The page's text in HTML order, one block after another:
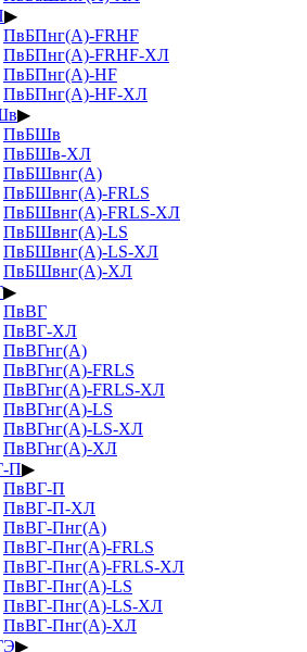
▶
ПвБПнг(А)-FRHF
ПвБПнг(А)-FRHF-ХЛ
ПвБПнг(А)-HF
ПвБПнг(А)-HF-ХЛ
▶
ПвБШв
ПвБШв-ХЛ
ПвБШвнг(А)
ПвБШвнг(А)-FRLS
ПвБШвнг(А)-FRLS-ХЛ
ПвБШвнг(А)-LS
ПвБШвнг(А)-LS-ХЛ
ПвБШвнг(А)-ХЛ
▶
ПвВГ
ПвВГ-ХЛ
ПвВГнг(А)
ПвВГнг(А)-FRLS
ПвВГнг(А)-FRLS-ХЛ
ПвВГнг(А)-LS
ПвВГнг(А)-LS-ХЛ
ПвВГнг(А)-ХЛ
П▶
ПвВГ-П
ПвВГ-П-ХЛ
ПвВГ-Пнг(А)
ПвВГ-Пнг(А)-FRLS
ПвВГ-Пнг(А)-FRLS-ХЛ
ПвВГ-Пнг(А)-LS
ПвВГ-Пнг(А)-LS-ХЛ
ПвВГ-Пнг(А)-ХЛ
▶